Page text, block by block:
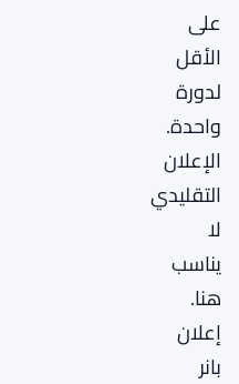
على
الأقل
لدورة
واحدة.
الإعلان
التقليدي
لا
يناسب
هنا.
إعلان
بانر